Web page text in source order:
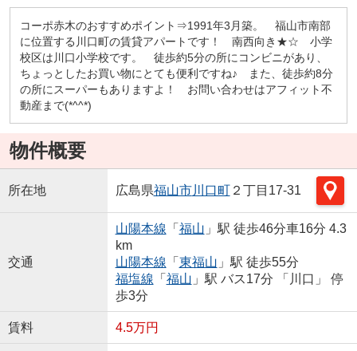
コーポ赤木のおすすめポイント⇒1991年3月築。 福山市南部
に位置する川口町の賃貸アパートです！ 南西向き★☆ 小学
校区は川口小学校です。 徒歩約5分の所にコンビニがあり、
ちょっとしたお買い物にとても便利ですね♪ また、徒歩約8分
の所にスーパーもありますよ！ お問い合わせはアフィット不
動産まで(*^^*)
物件概要
所在地 広島県福山市川口町２丁目17-31
交通
山陽本線 「 福山 」駅 徒歩46分車16分 4.3
km
山陽本線 「 東福山 」駅 徒歩55分
福塩線 「 福山 」駅 バス17分 「川口」 停
歩3分
賃料 4.5万円